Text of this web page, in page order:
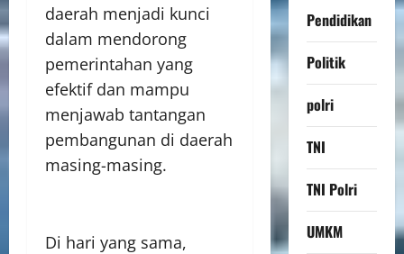
daerah menjadi kunci
dalam mendorong
pemerintahan yang
efektif dan mampu
menjawab tantangan
pembangunan di daerah
masing-masing.
Di hari yang sama,
Pendidikan
Politik
polri
TNI
TNI Polri
UMKM